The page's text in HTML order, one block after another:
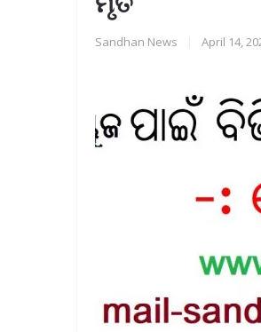
Sandhan News April 14,